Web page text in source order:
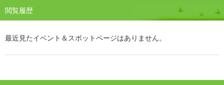
閲覧履歴
最近見たイベント＆スポットページはありません。